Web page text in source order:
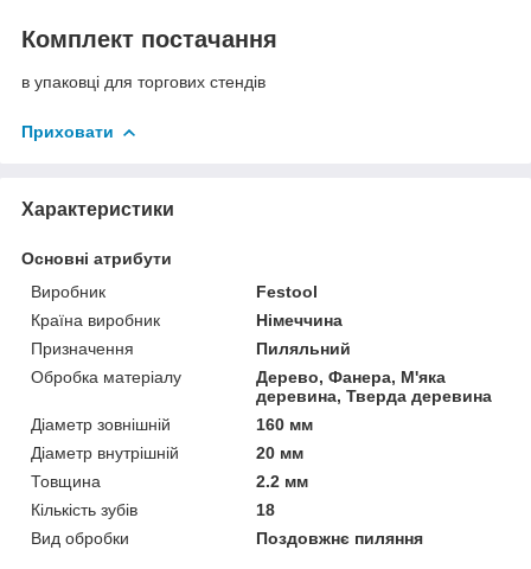
Комплект постачання
в упаковці для торгових стендів
Приховати
Характеристики
Основні атрибути
Виробник
Festool
Країна виробник
Німеччина
Призначення
Пиляльний
Обробка матеріалу
Дерево, Фанера, М'яка
деревина, Тверда деревина
Діаметр зовнішній
160 мм
Діаметр внутрішній
20 мм
Товщина
2.2 мм
Кількість зубів
18
Вид обробки
Поздовжнє пиляння